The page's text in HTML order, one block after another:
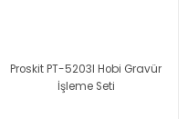
Proskit PT-5203I Hobi Gravür
İşleme Seti